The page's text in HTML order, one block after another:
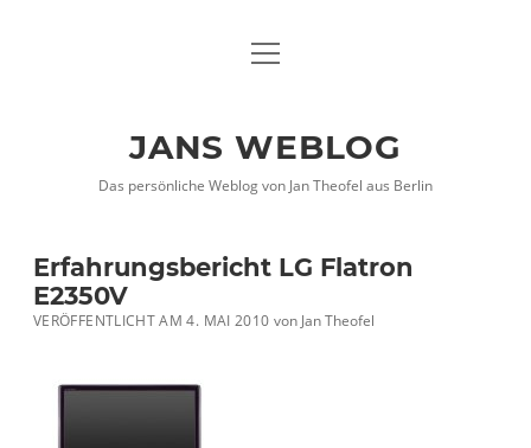
DATENSCHUTZHINWEISE
twitterfacebook
xing
Menü
JANS WEBLOG
Das persönliche Weblog von Jan Theofel aus Berlin
Erfahrungsbericht LG Flatron
E2350V
VERÖFFENTLICHT AM 4. MAI 2010 vonJan Theofel